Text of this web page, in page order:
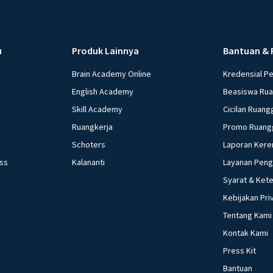
ke kanan atas e.
beredar (penawaran uang) vertikal
dengan cara ....
pembayaran
Menurunkan G,
menambah Tr,
menurunkan Tx
yang dilakukan
kebijakan
Menetapkan
minimum
beberapa
Menaikkan suku
harga. Yang
Produk Lainnya
Brain Academy Online
English Academy
Skill Academy
Ruangkerja
Schoters
Kalananti
Bantuan &
Kredensial
Beasiswa
Cicilan
Promo
Laporan
Layanan
Syarat &
Kebijakan
Tentang Kami
Kontak Kami
Press Kit
Bantuan